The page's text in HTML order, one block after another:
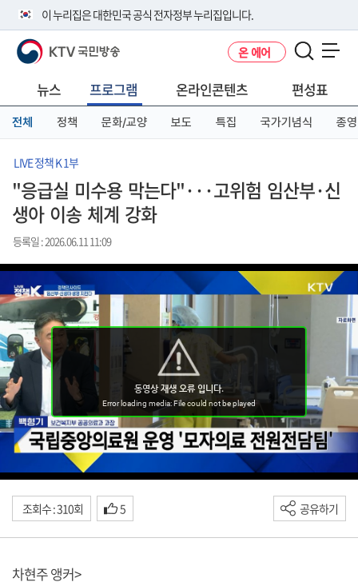
이 누리집은 대한민국 공식 전자정부 누리집입니다.
공식 누리집 주소 확인하기
니다.
이밖에 or.kr 또는 .kr등 다른 도메인 주소를 사용하고 있다면 아래 URL에
서 도메인 주소를 확인해 보세요
KTV 국민방송 온 에어
뉴스 프로그램 온라인콘텐츠 편성표
전체 정책 문화/교양 보도 특집 국가기념식 종영
LIVE 정책 K 1부
"응급실 미수용 막는다"···고위험 임산부·신
생아 이송 체계 강화
등록일 : 2026.06.11 11:09
조회수 : 310회 5 공유하기
차현주 앵커>